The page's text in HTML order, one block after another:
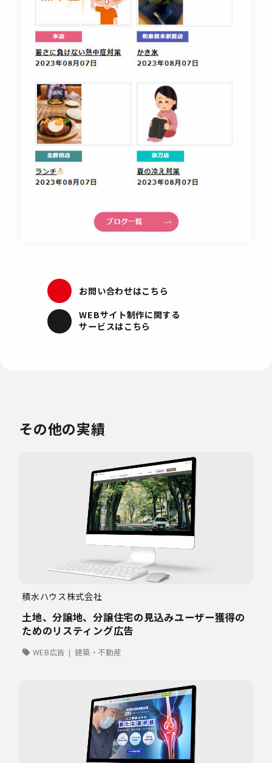
お問い合わせはこちら
WEBサイト制作に関する
サービスはこちら
その他の実績
積水ハウス株式会社
土地、分譲地、分譲住宅の見込みユーザー獲得の
ためのリスティング広告
WEB広告 建築・不動産